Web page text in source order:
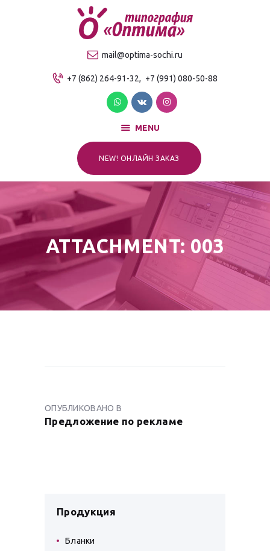
mail@optima-sochi.ru
+7 (862) 264-91-32, +7 (991) 080-50-88
MENU
NEW! ОНЛАЙН ЗАКАЗ
ATTACHMENT: 003
Качественная типография в Сочи
О компании
Продукция
Услуги
Прайс-лист
Для клиентов
ПО
ЗАПИСЯМ
ОПУБЛИКОВАНО В
ЗАПИСЬ:
Предложение по рекламе
Продукция
Бланки